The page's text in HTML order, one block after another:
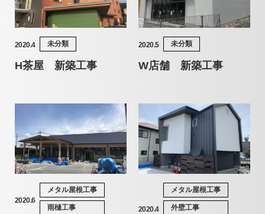
2020.4 未分類
H茶屋 新築工事
2020.5 未分類
W店舗 新築工事
2020.6
メタル屋根工事
雨樋工事 2020.4
メタル屋根工事
外壁工事